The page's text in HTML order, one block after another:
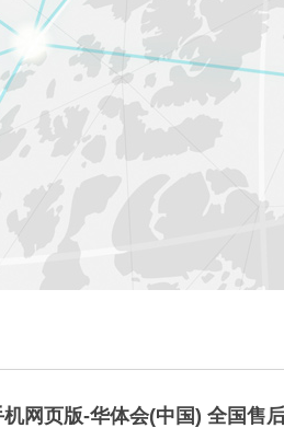
网页版-华体会(中国) 全国售